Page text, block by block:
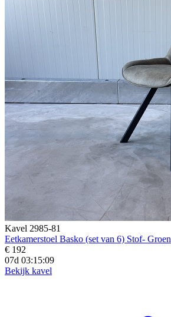
Kavel 2985-81
Eetkamerstoel Basko (set van 6) Stof- Groen
€ 192
07d 03:15:07
Bekijk kavel